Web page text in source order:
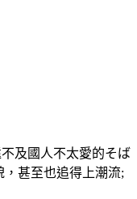
及國人不太愛的そば
甚至也追得上潮流;